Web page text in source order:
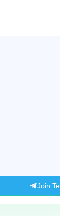
Join